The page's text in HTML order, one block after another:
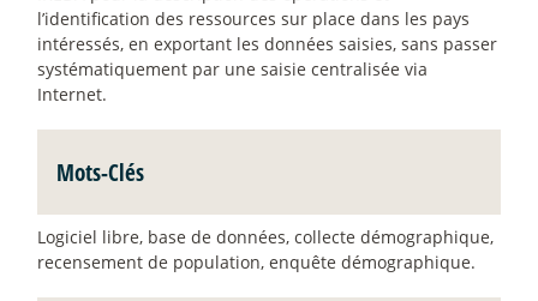
l’identification des ressources sur place dans les pays
intéressés, en exportant les données saisies, sans passer
systématiquement par une saisie centralisée via
Internet.
Mots-Clés
Logiciel libre, base de données, collecte démographique,
recensement de population, enquête démographique.